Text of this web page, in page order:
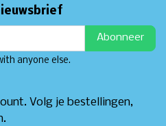
Abonneer
anyone else.
Volg je bestellingen,